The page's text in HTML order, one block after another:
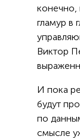
конечно,
гламур в
Виктор
И пока
будут
по
смысле